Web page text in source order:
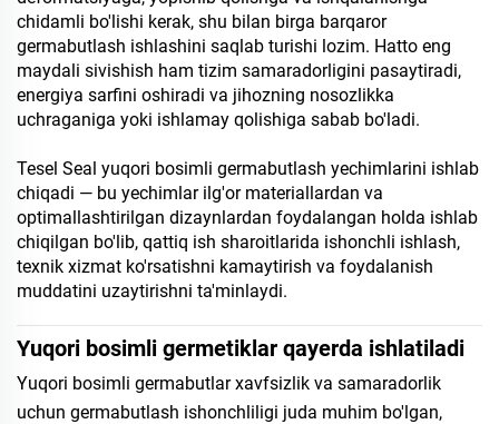
chidamli bo'lishi kerak, shu bilan birga barqaror
germabutlash ishlashini saqlab turishi lozim. Hatto eng
maydali sivishish ham tizim samaradorligini pasaytiradi,
energiya sarfini oshiradi va jihozning nosozlikka
uchraganiga yoki ishlamay qolishiga sabab bo'ladi.
Tesel Seal yuqori bosimli germabutlash yechimlarini ishlab
chiqadi — bu yechimlar ilg'or materiallardan va
optimallashtirilgan dizaynlardan foydalangan holda ishlab
chiqilgan bo'lib, qattiq ish sharoitlarida ishonchli ishlash,
texnik xizmat ko'rsatishni kamaytirish va foydalanish
muddatini uzaytirishni ta'minlaydi.
Yuqori bosimli germetiklar qayerda ishlatiladi
Yuqori bosimli germabutlar xavfsizlik va samaradorlik
uchun germabutlash ishonchliligi juda muhim bo'lgan,